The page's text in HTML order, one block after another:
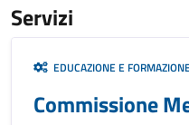
Servizi
EDUCAZIONE E
Commissione